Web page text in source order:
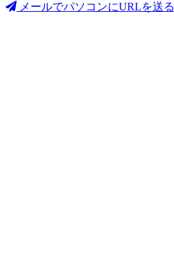
メールでパソコンにURLを送る